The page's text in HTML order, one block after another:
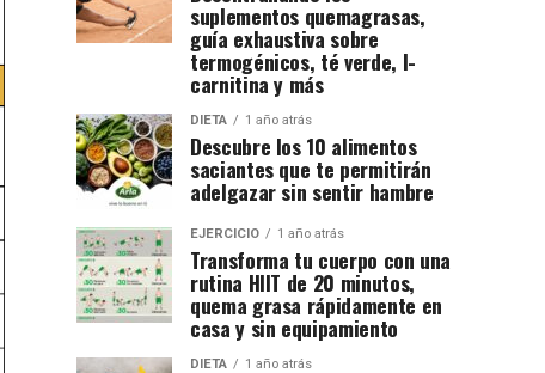
suplementos quemagrasas,
guía exhaustiva sobre
termogénicos, té verde, l-
carnitina y más
DIETA 1 año atrás
Descubre los 10 alimentos
saciantes que te permitirán
adelgazar sin sentir hambre
EJERCICIO 1 año atrás
Transforma tu cuerpo con una
rutina HIIT de 20 minutos,
quema grasa rápidamente en
casa y sin equipamiento
DIETA 1 año atrás